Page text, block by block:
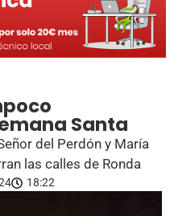
Santa
del Perdón y María
las calles de Ronda
18:22